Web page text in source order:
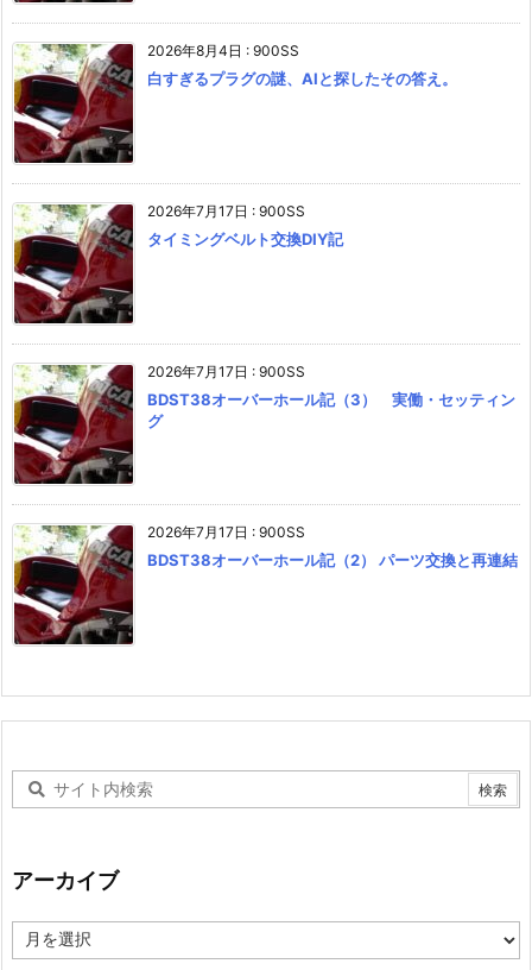
2026年8月4日 : 900SS
白すぎるプラグの謎、AIと探したその答え。
2026年7月17日 : 900SS
タイミングベルト交換DIY記
2026年7月17日 : 900SS
BDST38オーバーホール記（3） 実働・セッティン
グ
2026年7月17日 : 900SS
BDST38オーバーホール記（2） パーツ交換と再連結
アーカイブ
ー